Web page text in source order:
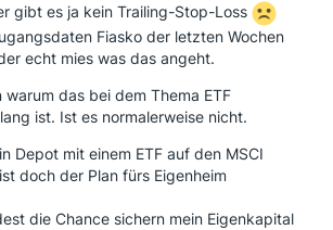
gibt es ja kein Trailing-Stop-Loss
Fiasko der letzten Wochen
echt mies was das angeht.
warum das bei dem Thema ETF
ist. Ist es normalerweise nicht.
Depot mit einem ETF auf den MSCI
doch der Plan fürs Eigenheim
die Chance sichern mein Eigenkapital